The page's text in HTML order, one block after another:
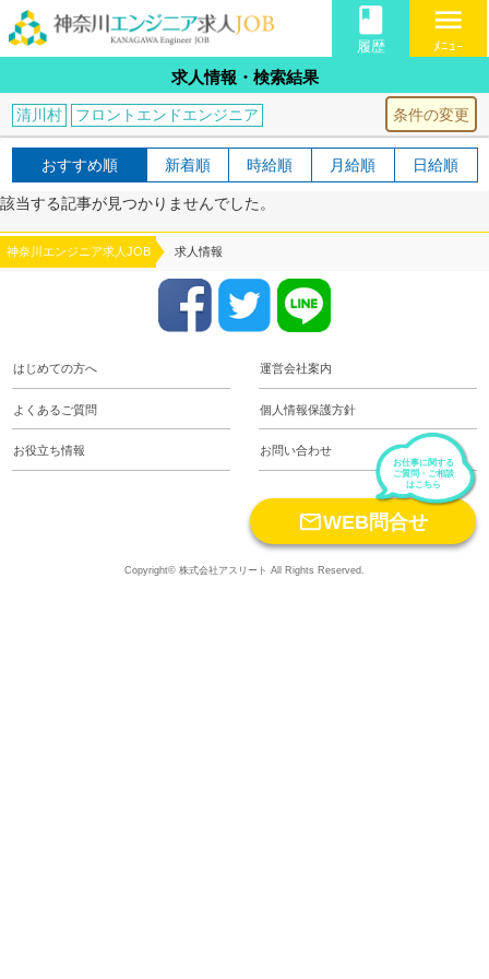
book
履歴
menu
ﾒﾆｭｰ
求人情報・検索結果
条件の変更
清川村 フロントエンドエンジニア
おすすめ順 新着順 時給順 月給順 日給順
該当する記事が見つかりませんでした。
神奈川エンジニア求人JOB 求人情報
はじめての方へ 運営会社案内
よくあるご質問 個人情報保護方針
お役立ち情報 お問い合わせ
お仕事に関する
ご質問・ご相談
はこちら
WEB問合せ
Copyright© 株式会社アスリート All Rights Reserved.